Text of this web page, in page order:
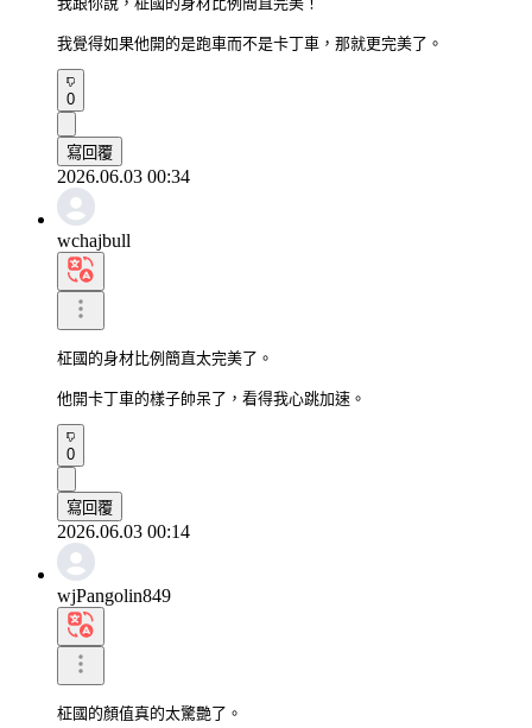
我覺得如果他開的是跑車而不是卡丁車，那就更完美了。
0
寫回覆
2026.06.03 00:34
wchajbull
柾國的身材比例簡直太完美了。
他開卡丁車的樣子帥呆了，看得我心跳加速。
0
寫回覆
2026.06.03 00:14
wjPangolin849
柾國的顏值真的太驚艷了。